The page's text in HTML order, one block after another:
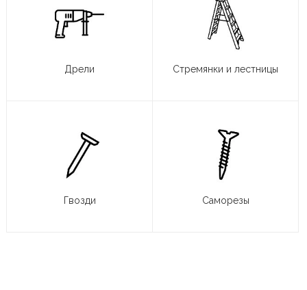
Дрели Стремянки и лестницы
Гвозди Саморезы